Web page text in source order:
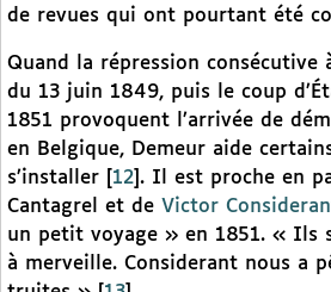
de revues qui ont pourtant été
Quand la répression consécutive
du 13 juin 1849, puis le coup
1851 provoquent l’arrivée de
en Belgique, Demeur aide
s’installer
12 . Il est proche en
Cantagrel et de Victor
un petit voyage » en 1851. « Ils
à merveille. Considerant nous a